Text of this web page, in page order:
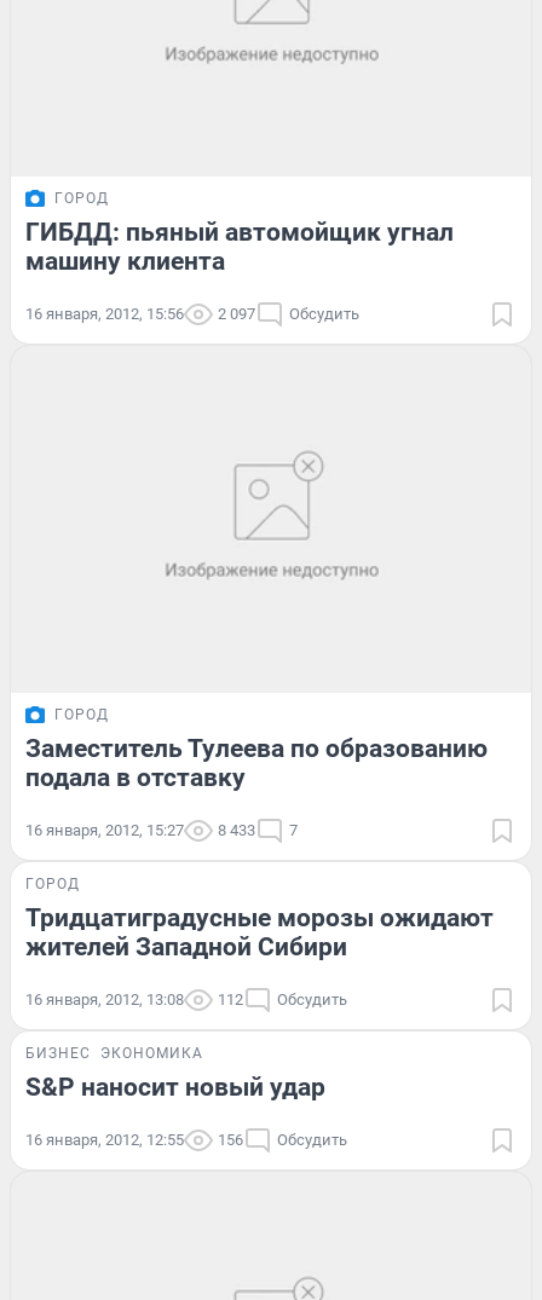
ГОРОД
ГИБДД: пьяный автомойщик угнал
машину клиента
16 января, 2012, 15:56 2 097 Обсудить
ГОРОД
Заместитель Тулеева по образованию
подала в отставку
16 января, 2012, 15:27 8 433 7
ГОРОД
Тридцатиградусные морозы ожидают
жителей Западной Сибири
16 января, 2012, 13:08 112 Обсудить
БИЗНЕС ЭКОНОМИКА
S&P наносит новый удар
16 января, 2012, 12:55 156 Обсудить